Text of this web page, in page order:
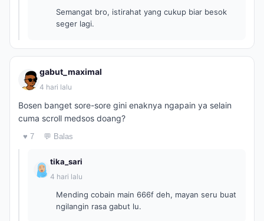
Semangat bro, istirahat yang cukup biar besok
seger lagi.
gabut_maximal
4 hari lalu
Bosen banget sore-sore gini enaknya ngapain ya selain
cuma scroll medsos doang?
♥ 7 💬 Balas
tika_sari
4 hari lalu
Mending cobain main 666f deh, mayan seru buat
ngilangin rasa gabut lu.